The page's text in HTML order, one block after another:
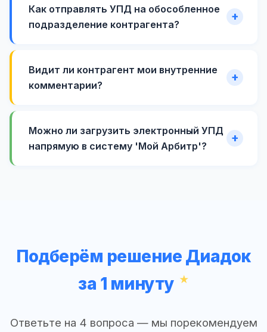
Как отправлять УПД на обособленное
подразделение контрагента?
Видит ли контрагент мои внутренние
комментарии?
Можно ли загрузить электронный УПД
напрямую в систему 'Мой Арбитр'?
Подберём решение Диадок
за 1 минуту
Ответьте на 4 вопроса — мы порекомендуем